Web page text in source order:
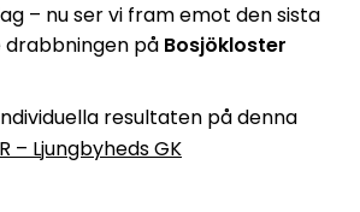
– nu ser vi fram emot den sista
på Bosjökloster
resultaten på denna
– Ljungbyheds GK